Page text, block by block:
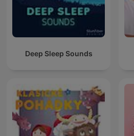
Deep Sleep Sounds